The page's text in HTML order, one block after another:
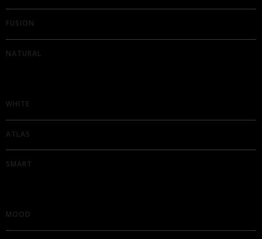
FUSION
NATURAL
WHITE
ATLAS
SMART
MOOD